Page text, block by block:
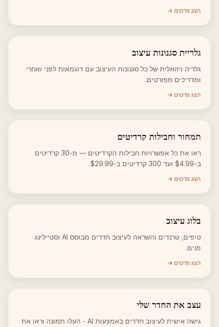
הצג פרטים →
גלריית סגנונות עיצוב
גלריה ויזואלית של כל סגנונות העיצוב עם דוגמאות לפני ואחרי
ומדריכים מפורטים.
הצג פרטים →
תמחור וחבילות קרדיטים
ראו את כל אפשרויות חבילות הקרדיטים — מ-30 קרדיטים
ב-$4.99 ועד 300 קרדיטים ב-$29.99.
הצג פרטים →
בלוג עיצוב
טיפים, טרנדים והשראה לעיצוב חדרים מבוסס AI וסטיילינג
פנים.
הצג פרטים →
עצב את החדר שלי
גישה אישית לעיצוב חדרים באמצעות AI - העלו תמונה וראו את